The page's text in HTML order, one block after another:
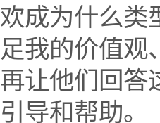
欢成为什么类
足我的价值观
再让他们回答
引导和帮助。